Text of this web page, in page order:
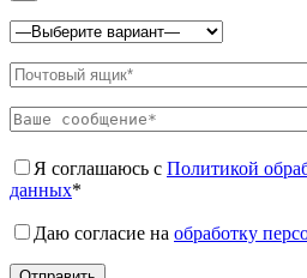
Я соглашаюсь с Политикой
данных*
Даю согласие на обработку